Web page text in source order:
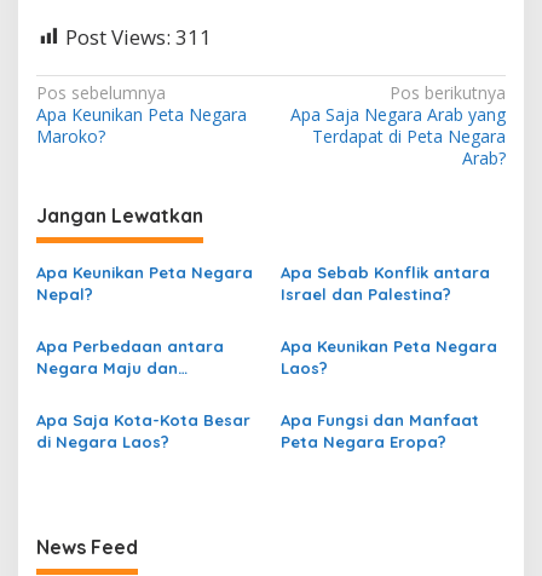
Post Views: 311
N
a
i
g
a
s
i
p
s
Pos sebelumnya
Apa Keunikan Peta Negara
Maroko?
Pos berikutnya
Apa Saja Negara Arab yang
Terdapat di Peta Negara
Arab?
Jangan Lewatkan
Apa Keunikan Peta Negara
Nepal?
Apa Sebab Konflik antara
Israel dan Palestina?
Apa Perbedaan antara
Negara Maju dan
Peta?
Apa Keunikan Peta Negara
Laos?
Apa Saja Kota-Kota Besar
di Negara Laos?
Apa Fungsi dan Manfaat
Peta Negara Eropa?
News Feed